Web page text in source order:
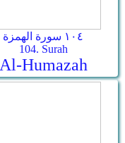
١٠٤ سورة الهمزة
104. Surah
Al-Humazah